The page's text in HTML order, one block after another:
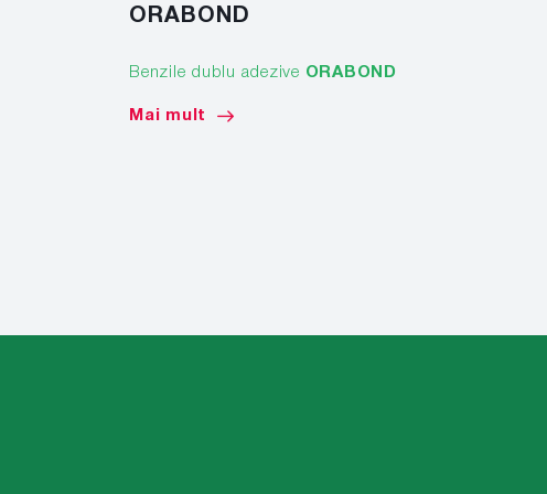
ORABOND
Benzile dublu adezive ORABOND
Mai mult